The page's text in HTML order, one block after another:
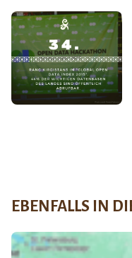
EBENFALLS IN